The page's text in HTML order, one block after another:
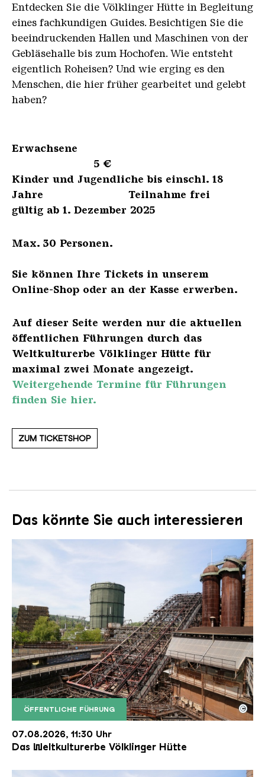
Entdecken Sie die Völklinger Hütte in Begleitung
eines fachkundigen Guides. Besichtigen Sie die
beeindruckenden Hallen und Maschinen von der
Gebläsehalle bis zum Hochofen. Wie entsteht
eigentlich Roheisen? Und wie erging es den
Menschen, die hier früher gearbeitet und gelebt
haben?
Erwachsene
5 €
Kinder und Jugendliche bis einschl. 18
Jahre Teilnahme frei
gültig ab 1. Dezember 2025
Max. 30 Personen.
Sie können Ihre Tickets in unserem
Online-Shop oder an der Kasse erwerben.
Auf dieser Seite werden nur die aktuellen
öffentlichen Führungen durch das
Weltkulturerbe Völklinger Hütte für
maximal zwei Monate angezeigt.
Weitergehende Termine für Führungen
finden Sie hier.
ZUM TICKETSHOP
Das könnte Sie auch interessieren
ÖFFENTLICHE FÜHRUNG
Der Erzschrägaufzug der Völklinger Hütte mit
Copyright: Weltkulturerbe Völklinger Hütte | Karl
©
07.08.2026, 11:30 Uhr
Das Weltkulturerbe Völklinger Hütte